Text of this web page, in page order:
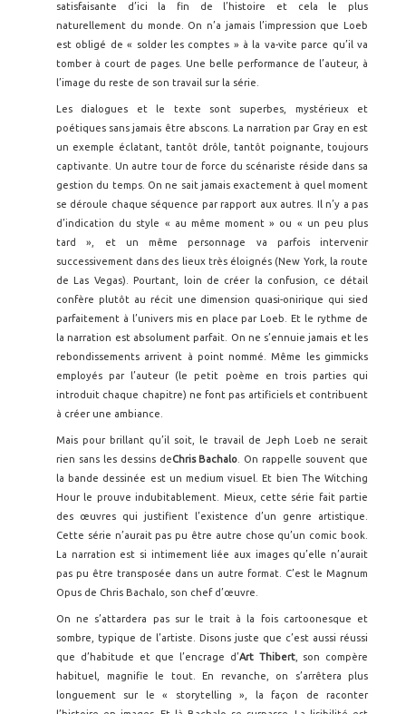
satisfaisante d’ici la fin de l’histoire et cela le plus
naturellement du monde. On n’a jamais l’impression que Loeb
est obligé de « solder les comptes » à la va-vite parce qu’il va
tomber à court de pages. Une belle performance de l’auteur, à
l’image du reste de son travail sur la série.
Les dialogues et le texte sont superbes, mystérieux et
poétiques sans jamais être abscons. La narration par Gray en est
un exemple éclatant, tantôt drôle, tantôt poignante, toujours
captivante. Un autre tour de force du scénariste réside dans sa
gestion du temps. On ne sait jamais exactement à quel moment
se déroule chaque séquence par rapport aux autres. Il n’y a pas
d’indication du style « au même moment » ou « un peu plus
tard », et un même personnage va parfois intervenir
successivement dans des lieux très éloignés (New York, la route
de Las Vegas). Pourtant, loin de créer la confusion, ce détail
confère plutôt au récit une dimension quasi-onirique qui sied
parfaitement à l’univers mis en place par Loeb. Et le rythme de
la narration est absolument parfait. On ne s’ennuie jamais et les
rebondissements arrivent à point nommé. Même les gimmicks
employés par l’auteur (le petit poème en trois parties qui
introduit chaque chapitre) ne font pas artificiels et contribuent
à créer une ambiance.
Mais pour brillant qu’il soit, le travail de Jeph Loeb ne serait
rien sans les dessins deChris Bachalo . On rappelle souvent que
la bande dessinée est un medium visuel. Et bien The Witching
Hour le prouve indubitablement. Mieux, cette série fait partie
des œuvres qui justifient l’existence d’un genre artistique.
Cette série n’aurait pas pu être autre chose qu’un comic book.
La narration est si intimement liée aux images qu’elle n’aurait
pas pu être transposée dans un autre format. C’est le Magnum
Opus de Chris Bachalo, son chef d’œuvre.
On ne s’attardera pas sur le trait à la fois cartoonesque et
sombre, typique de l’artiste. Disons juste que c’est aussi réussi
que d’habitude et que l’encrage d’Art Thibert, son compère
habituel, magnifie le tout. En revanche, on s’arrêtera plus
longuement sur le « storytelling », la façon de raconter